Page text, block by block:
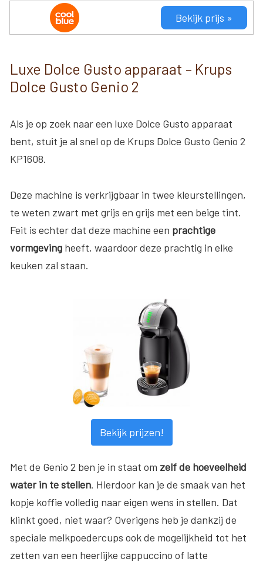
Bekijk prijs »
Luxe Dolce Gusto apparaat – Krups
Dolce Gusto Genio 2
Als je op zoek naar een luxe Dolce Gusto apparaat
bent, stuit je al snel op de Krups Dolce Gusto Genio 2
KP1608.
Deze machine is verkrijgbaar in twee kleurstellingen,
te weten zwart met grijs en grijs met een beige tint.
Feit is echter dat deze machine een prachtige
vormgeving heeft, waardoor deze prachtig in elke
keuken zal staan.
Bekijk prijzen!
Met de Genio 2 ben je in staat om zelf de hoeveelheid
water in te stellen. Hierdoor kan je de smaak van het
kopje koffie volledig naar eigen wens in stellen. Dat
klinkt goed, niet waar? Overigens heb je dankzij de
speciale melkpoedercups ook de mogelijkheid tot het
zetten van een heerlijke cappuccino of latte